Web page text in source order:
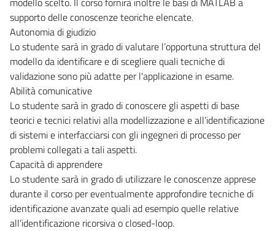
supporto delle conoscenze teoriche elencate.
Autonomia di giudizio
Lo studente sarà in grado di valutare l’opportuna struttura del
modello da identificare e di scegliere quali tecniche di
validazione sono più adatte per l'applicazione in esame.
Abilità comunicative
Lo studente sarà in grado di conoscere gli aspetti di base
teorici e tecnici relativi alla modellizzazione e all’identificazione
di sistemi e interfacciarsi con gli ingegneri di processo per
problemi collegati a tali aspetti.
Capacità di apprendere
Lo studente sarà in grado di utilizzare le conoscenze apprese
durante il corso per eventualmente approfondire tecniche di
identificazione avanzate quali ad esempio quelle relative
all’identificazione ricorsiva o closed-loop.